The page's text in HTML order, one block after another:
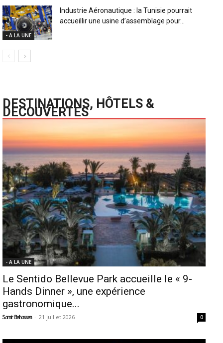
- A LA UNE
Industrie Aéronautique : la Tunisie pourrait
accueillir une usine d’assemblage pour...
DESTINATIONS, HÔTELS &
DECOUVERTES
- A LA UNE
Le Sentido Bellevue Park accueille le « 9-
Hands Dinner », une expérience
gastronomique...
Samir Belhassen - 21 juillet 2026 0